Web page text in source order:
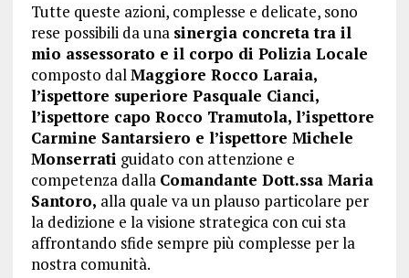
Tutte queste azioni, complesse e delicate, sono
rese possibili da una sinergia concreta tra il
mio assessorato e il corpo di Polizia Locale
composto dalMaggiore Rocco Laraia,
l’ispettore superiore Pasquale Cianci,
l’ispettore capo Rocco Tramutola, l’ispettore
Carmine Santarsiero e l’ispettore Michele
Monserrati guidato con attenzione e
competenza dalla Comandante Dott.ssa Maria
Santoro, alla quale va un plauso particolare per
la dedizione e la visione strategica con cui sta
affrontando sfide sempre più complesse per la
nostra comunità.